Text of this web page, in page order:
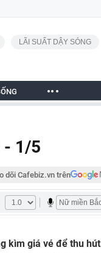
LÃI SUẤT DẬY SÓNG
- 1/5
dõi Cafebiz.vn trên
kìm giá vé để thu hút